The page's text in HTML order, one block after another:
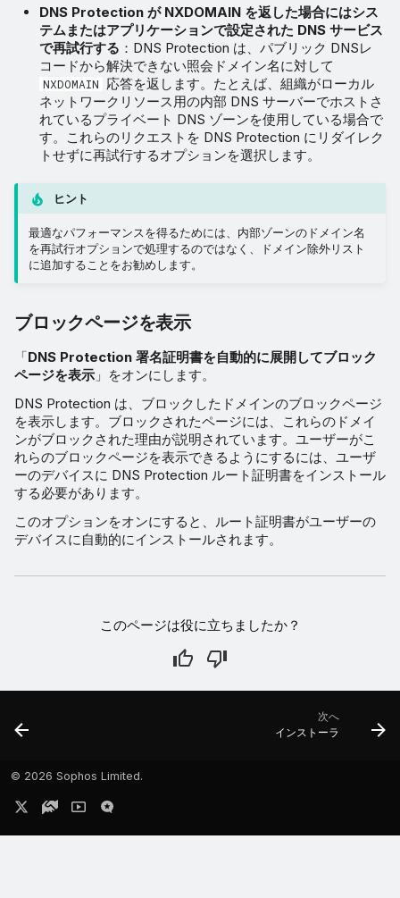
DNS Protection が NXDOMAIN を返した場合にはシス
テムまたはアプリケーションで設定された DNS サービス
で再試行する ：DNS Protection は、パブリック DNSレ
コードから解決できない照会ドメイン名に対して
NXDOMAIN
応答を返します。たとえば、組織がローカル
ネットワークリソース用の内部 DNS サーバーでホストさ
れているプライベート DNS ゾーンを使用している場合で
す。これらのリクエストを DNS Protection にリダイレク
トせずに再試行するオプションを選択します。
ヒント
最適なパフォーマンスを得るためには、内部ゾーンのドメイン名
を再試行オプションで処理するのではなく、ドメイン除外リスト
に追加することをお勧めします。
ブロックページを表示
「DNS Protection 署名証明書を自動的に展開してブロック
ページを表示 」をオンにします。
DNS Protection は、ブロックしたドメインのブロックページ
を表示します。ブロックされたページには、これらのドメイ
ンがブロックされた理由が説明されています。ユーザーがこ
れらのブロックページを表示できるようにするには、ユーザ
ーのデバイスに DNS Protection ルート証明書をインストール
する必要があります。
このオプションをオンにすると、ルート証明書がユーザーの
デバイスに自動的にインストールされます。
このページは役に立ちましたか？
次へ
インストーラ
© 2026 Sophos Limited.